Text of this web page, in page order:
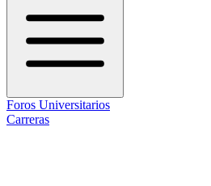
Foros Universitarios
Carreras